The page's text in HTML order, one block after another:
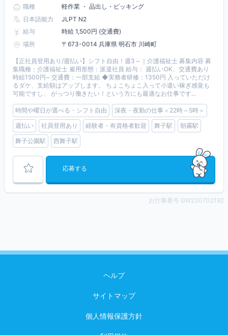
職種
軽作業 ・ 品出し・ピッキング
日本語能力
JLPT N2
給与
時給 1,500円 (交通費)
場所
〒673-0014 兵庫県 明石市 川崎町
【正社員登用あり/週払い】シフト自由！週3～｜介護福祉士 募集内容 募
集職種：介護福祉士 雇用形態：派遣社員 給与： 週払いOK、交通費あり
時給1500円~ 交通費：一部支給 ◆実務者研修：1350円 入っていただけ
るダケ、支給額はアップします。 ちょこちょこ入って小遣い稼ぎ感覚も
可能ですし、 がっつり働きたい！という方にも最適なお仕事です...
時間や曜日が選べる・シフト自由
深夜・夜勤の仕事＜22時～5時＞
週払い
社員登用あり 経験者・有資格者歓迎 舞子駅
朝霧駅
舞子公園駅
西舞子駅
応募する
お仕事番号 GW230702192
ヘルプ
サイトマップ
個人情報保護方針